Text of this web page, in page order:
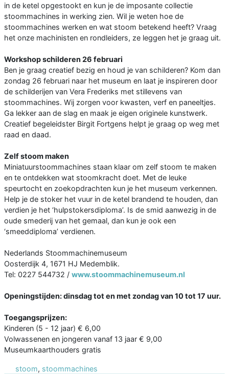
in de ketel opgestookt en kun je de imposante collectie
stoommachines in werking zien. Wil je weten hoe de
stoommachines werken en wat stoom betekend heeft? Vraag
het onze machinisten en rondleiders, ze leggen het je graag uit.
Workshop schilderen 26 februari
Ben je graag creatief bezig en houd je van schilderen? Kom dan
zondag 26 februari naar het museum en laat je inspireren door
de schilderijen van Vera Frederiks met stillevens van
stoommachines. Wij zorgen voor kwasten, verf en paneeltjes.
Ga lekker aan de slag en maak je eigen originele kunstwerk.
Creatief begeleidster Birgit Fortgens helpt je graag op weg met
raad en daad.
Zelf stoom maken
Miniatuurstoommachines staan klaar om zelf stoom te maken
en te ontdekken wat stoomkracht doet. Met de leuke
speurtocht en zoekopdrachten kun je het museum verkennen.
Help je de stoker het vuur in de ketel brandend te houden, dan
verdien je het ‘hulpstokersdiploma’. Is de smid aanwezig in de
oude smederij van het gemaal, dan kun je ook een
‘smeeddiploma’ verdienen.
Nederlands Stoommachinemuseum
Oosterdijk 4, 1671 HJ Medemblik.
Tel: 0227 544732 / www.stoommachinemuseum.nl
Openingstijden: dinsdag tot en met zondag van 10 tot 17 uur.
Toegangsprijzen:
Kinderen (5 - 12 jaar) € 6,00
Volwassenen en jongeren vanaf 13 jaar € 9,00
Museumkaarthouders gratis
stoom, stoommachines